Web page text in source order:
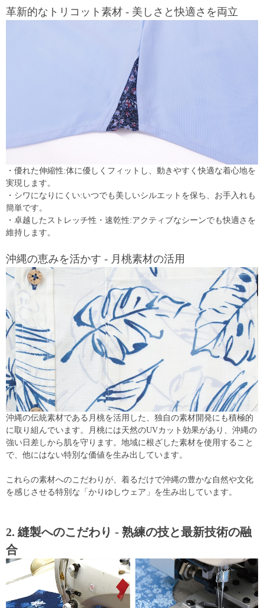
革新的なトリコット素材 - 美しさと快適さを両立
・優れた伸縮性:体に優しくフィットし、動きやすく快適な着心地を
実現します。
・シワになりにくい:いつでも美しいシルエットを保ち、お手入れも
簡単です。
・卓越したストレッチ性・速乾性:アクティブなシーンでも快適さを
維持します。
沖縄の恵みを活かす - 月桃素材の活用
沖縄の伝統素材である月桃を活用した、独自の素材開発にも積極的
に取り組んでいます。月桃には天然のUVカット効果があり、沖縄の
強い日差しから肌を守ります。地域に根ざした素材を使用すること
で、他にはない特別な価値を生み出しています。
これらの素材へのこだわりが、着るだけで沖縄の豊かな自然や文化
を感じさせる特別な「かりゆしウェア」を生み出しています。
2. 縫製へのこだわり - 熟練の技と最新技術の融
合